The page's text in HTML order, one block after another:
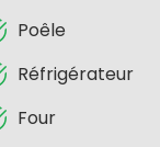
Poêle
Réfrigérateur
Four